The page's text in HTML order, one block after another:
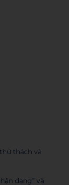
thách và
dạng” và